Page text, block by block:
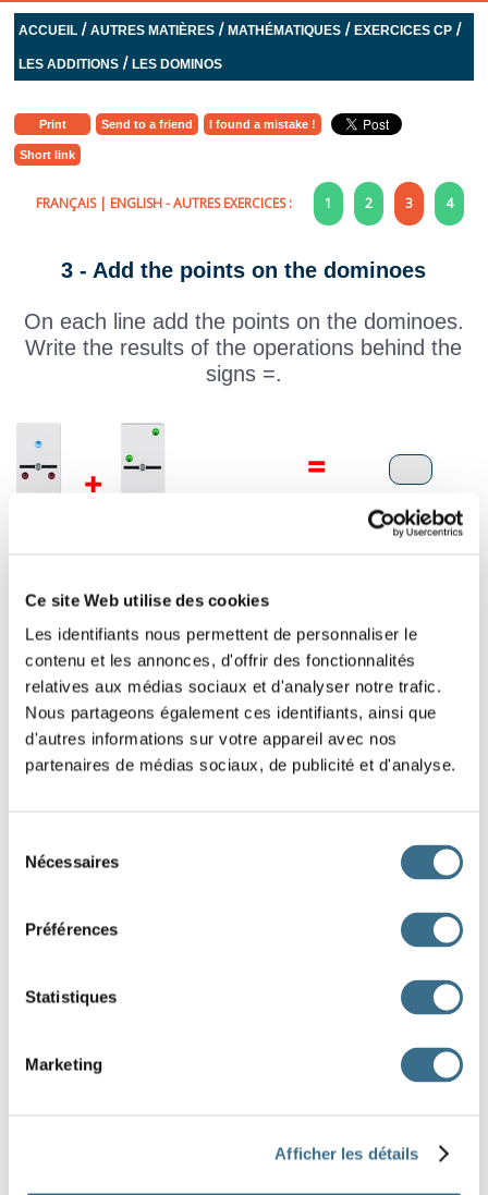
Ce site Web utilise des cookies
Les identifiants nous permettent de personnaliser le
contenu et les annonces, d'offrir des fonctionnalités
relatives aux médias sociaux et d'analyser notre trafic.
Nous partageons également ces identifiants, ainsi que
d'autres informations sur votre appareil avec nos
partenaires de médias sociaux, de publicité et d'analyse.
Nécessaires
Préférences
Statistiques
Marketing
Afficher les détails
ACCUEIL /AUTRES MATIÈRES /MATHÉMATIQUES /EXERCICES CP /
LES ADDITIONS /LES DOMINOS
Print Send to a friend I found a mistake !
Short link
FRANÇAIS| ENGLISH- AUTRES EXERCICES : 1 2 3 4
3 - Add the points on the dominoes
On each line add the points on the dominoes.
Write the results of the operations behind the
signs =.